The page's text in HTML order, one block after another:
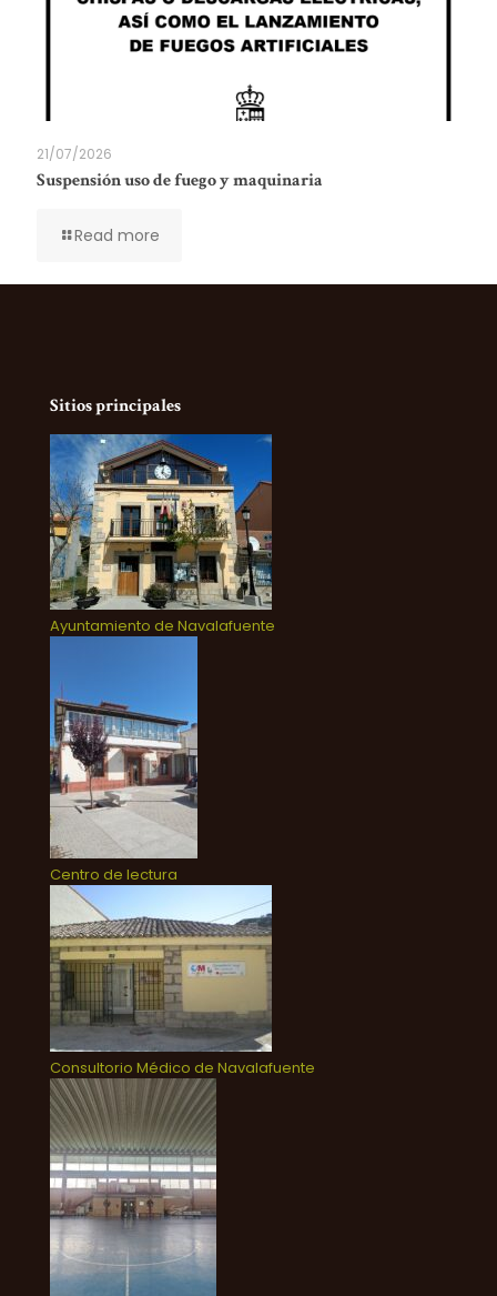
21/07/2026
Suspensión uso de fuego y maquinaria
Read more
Sitios principales
Ayuntamiento de Navalafuente
Centro de lectura
Consultorio Médico de Navalafuente